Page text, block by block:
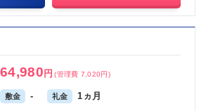
64,980 円 (管理費 7,020円)
敷金 - 礼金 1ヵ月